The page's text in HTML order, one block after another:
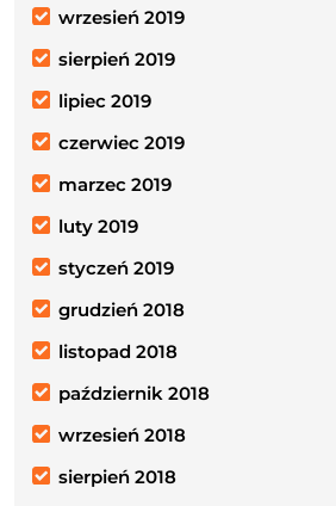
wrzesień 2019
sierpień 2019
lipiec 2019
czerwiec 2019
marzec 2019
luty 2019
styczeń 2019
grudzień 2018
listopad 2018
październik 2018
wrzesień 2018
sierpień 2018